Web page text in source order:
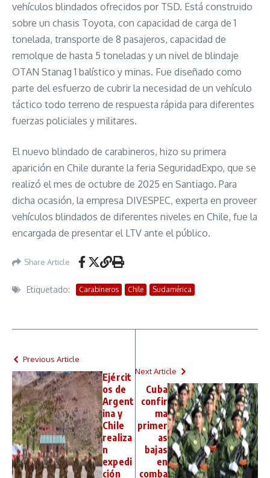
vehículos blindados ofrecidos por TSD. Está construido
sobre un chasis Toyota, con capacidad de carga de 1
tonelada, transporte de 8 pasajeros, capacidad de
remolque de hasta 5 toneladas y un nivel de blindaje
OTAN Stanag 1 balístico y minas. Fue diseñado como
parte del esfuerzo de cubrir la necesidad de un vehículo
táctico todo terreno de respuesta rápida para diferentes
fuerzas policiales y militares.
El nuevo blindado de carabineros, hizo su primera
aparición en Chile durante la feria SeguridadExpo, que se
realizó el mes de octubre de 2025 en Santiago. Para
dicha ocasión, la empresa DIVESPEC, experta en proveer
vehículos blindados de diferentes niveles en Chile, fue la
encargada de presentar el LTV ante el público.
Share Article
Etiquetado: Carabineros Chile Sudamérica
Previous Article
Ejércit
os de
Argent
ina y
Chile
realiza
n
expedi
ción
Next Article
Cuba
confir
ma
primer
as
bajas
en
comba